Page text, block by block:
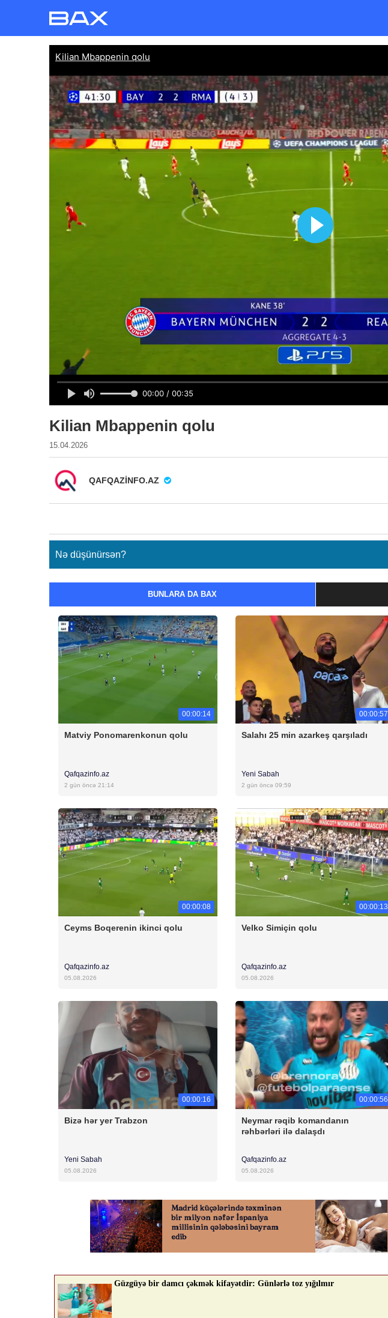
Kilian Mbappenin qolu
15.04.2026
QAFQAZINFO.AZ
Nə düşünürsən?
BUNLARA DA BAX
00:00:14
Matviy Ponomarenkonun qolu
Qafqazinfo.az
2 gün öncə 21:14
00:00:57
Salahı 25 min azarkeş qarşıladı
Yeni Sabah
2 gün öncə 09:59
00:00:08
Ceyms Boqerenin ikinci qolu
Qafqazinfo.az
05.08.2026
00:00:13
Velko Simiçin qolu
Qafqazinfo.az
05.08.2026
00:00:16
Bizə hər yer Trabzon
Yeni Sabah
05.08.2026
00:00:56
Neymar rəqib komandanın
rəhbərləri ilə dalaşdı
Qafqazinfo.az
05.08.2026